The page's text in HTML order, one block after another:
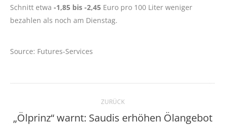
Schnitt etwa -1,85 bis -2,45 Euro pro 100 Liter weniger
bezahlen als noch am Dienstag.
Source: Futures-Services
Kommentarnavigation
ZURÜCK
„Ölprinz“ warnt: Saudis erhöhen Ölangebot